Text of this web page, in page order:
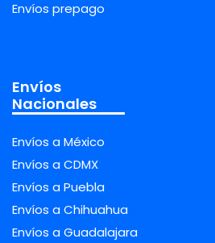
Envíos prepago
Envíos
Nacionales
Envíos a México
Envíos a CDMX
Envíos a Puebla
Envíos a Chihuahua
Envíos a Guadalajara